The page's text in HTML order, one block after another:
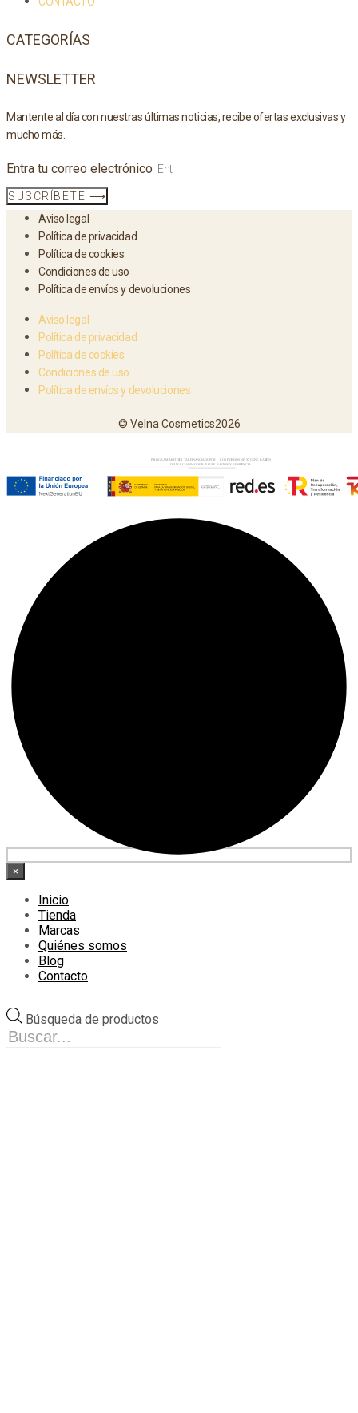
CATEGORÍAS
NEWSLETTER
Mantente al día con nuestras últimas noticias, recibe ofertas exclusivas y
mucho más.
Entra tu correo electrónico
SUSCRÍBETE ⟶
Aviso legal
Política de privacidad
Política de cookies
Condiciones de uso
Política de envíos y devoluciones
Aviso legal
Política de privacidad
Política de cookies
Condiciones de uso
Política de envíos y devoluciones
© Velna Cosmetics2026
×
Inicio
Tienda
Marcas
Quiénes somos
Blog
Contacto
Búsqueda de productos